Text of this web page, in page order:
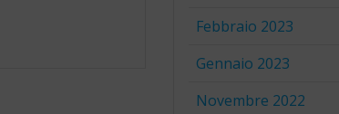
Febbraio 2023
Gennaio 2023
Novembre 2022